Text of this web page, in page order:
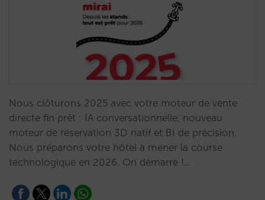
Nous clôturons 2025 avec votre moteur de vente
directe fin prêt : IA conversationnelle, nouveau
moteur de réservation 3D natif et BI de précision.
Nous préparons votre hôtel à mener la course
technologique en 2026. On démarre !…